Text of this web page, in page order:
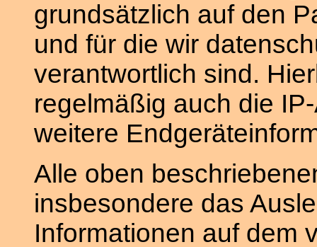
grundsätzlich auf den
und für die wir
verantwortlich sind.
regelmäßig auch die
weitere
Alle oben
insbesondere das
Informationen auf dem